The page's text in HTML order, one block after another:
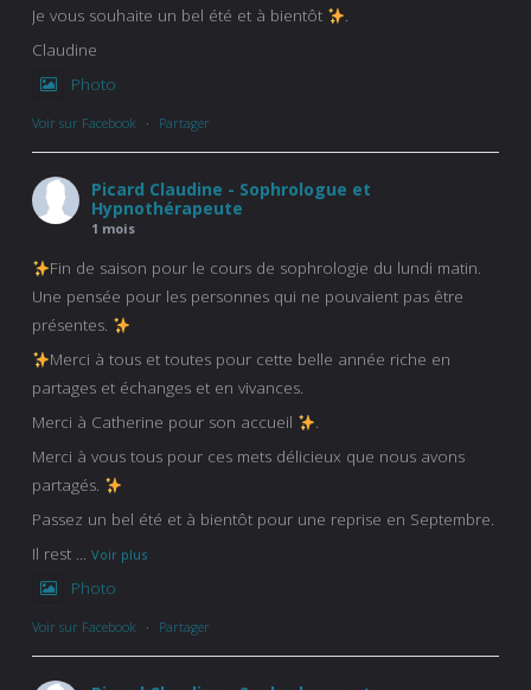
Je vous souhaite un bel été et à bientôt
.
Claudine
Photo
Voir sur Facebook · Partager
Picard Claudine - Sophrologue et
Hypnothérapeute
1 mois
Fin de saison pour le cours de sophrologie du lundi matin.
Une pensée pour les personnes qui ne pouvaient pas être
présentes.
Merci à tous et toutes pour cette belle année riche en
partages et échanges et en vivances.
Merci à Catherine pour son accueil
.
Merci à vous tous pour ces mets délicieux que nous avons
partagés.
Passez un bel été et à bientôt pour une reprise en Septembre.
Il rest ... Voir plus
Photo
Voir sur Facebook · Partager